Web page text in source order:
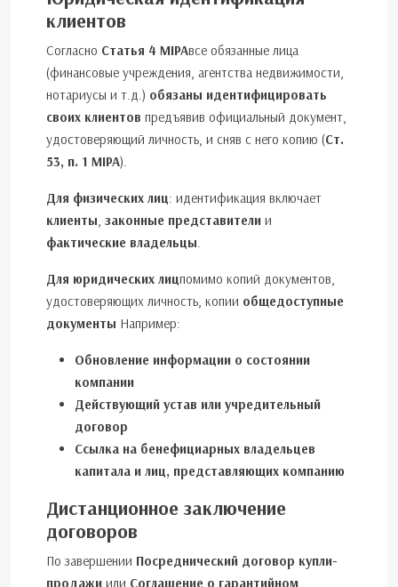
клиентов
Согласно Статья 4 MIPAвсе обязанные лица
(финансовые учреждения, агентства недвижимости,
нотариусы и т.д.) обязаны идентифицировать
своих клиентов предъявив официальный документ,
удостоверяющий личность, и сняв с него копию (Ст.
53, п. 1 MIPA).
Для физических лиц: идентификация включает
клиенты, законные представители и
фактические владельцы.
Для юридических лицпомимо копий документов,
удостоверяющих личность, копии общедоступные
документы Например:
Обновление информации о состоянии
компании
Действующий устав или учредительный
договор
Ссылка на бенефициарных владельцев
капитала и лиц, представляющих компанию
Дистанционное заключение
договоров
По завершении Посреднический договор купли-
продажи или Соглашение о гарантийном